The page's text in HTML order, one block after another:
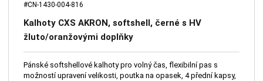
#CN-1430-004-816
Kalhoty CXS AKRON, softshell, černé s HV
žluto/oranžovými doplňky
Pánské softshellové kalhoty pro volný čas, flexibilní pas s
možností upravení velikosti, poutka na opasek, 4 přední kapsy,